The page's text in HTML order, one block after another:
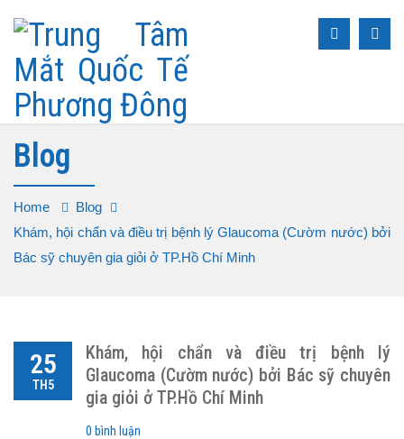
Blog
Home
Blog
Khám, hội chẩn và điều trị bệnh lý Glaucoma (Cườm nước) bởi
Bác sỹ chuyên gia giỏi ở TP.Hồ Chí Minh
25
TH5
Khám, hội chẩn và điều trị bệnh lý
Glaucoma (Cườm nước) bởi Bác sỹ chuyên
gia giỏi ở TP.Hồ Chí Minh
0 bình luận